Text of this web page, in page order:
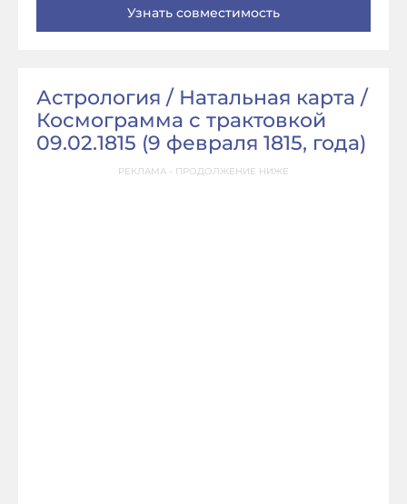
Астрология / Натальная карта /
Космограмма с трактовкой
09.02.1815 (9 февраля 1815, года)
РЕКЛАМА - ПРОДОЛЖЕНИЕ НИЖЕ